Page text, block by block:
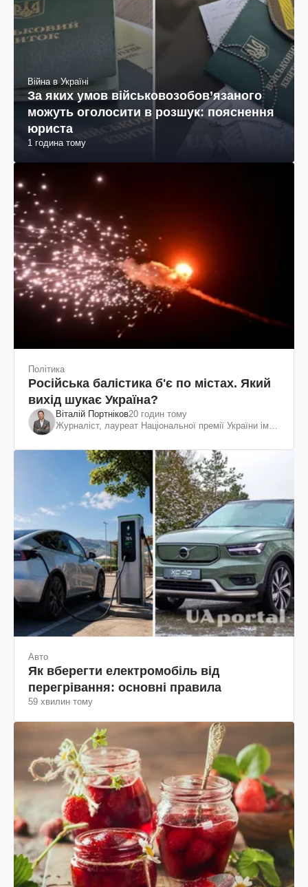
Війна в Україні
За яких умов військовозобов’язаного
можуть оголосити в розшук: пояснення
юриста
1 година тому
Політика
Російська балістика б'є по містах. Який
вихід шукає Україна?
Віталій Портніков20 годин тому
Журналіст, лауреат Національної премії України ім.
Авто
Як вберегти електромобіль від
перегрівання: основні правила
59 хвилин тому